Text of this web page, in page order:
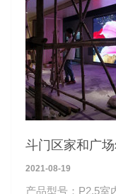
斗门区家和广
2021-08-19
产品型号：P2.5室内全彩